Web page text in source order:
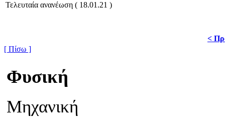
Τελευταία ανανέωση ( 18.01.21 )
<
[ Πίσω ]
Φυσική
Μηχανική